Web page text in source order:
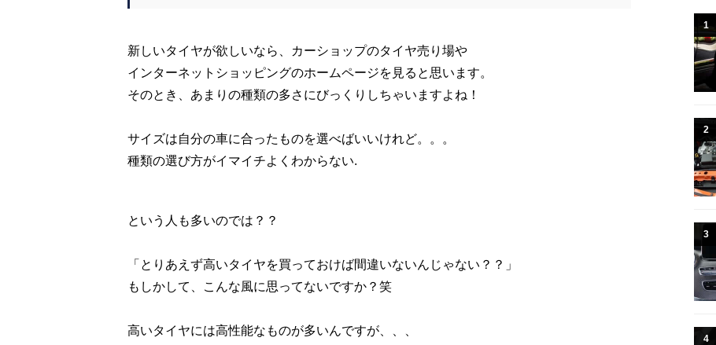
新しいタイヤが欲しいなら、カーショップのタイヤ売り場や
インターネットショッピングのホームページを見ると思います。
そのとき、あまりの種類の多さにびっくりしちゃいますよね！
サイズは自分の車に合ったものを選べばいいけれど。。。
種類の選び方がイマイチよくわからない.
という人も多いのでは？？
「とりあえず高いタイヤを買っておけば間違いないんじゃない？？」
もしかして、こんな風に思ってないですか？笑
高いタイヤには高性能なものが多いんですが、、、
1
2
3
4